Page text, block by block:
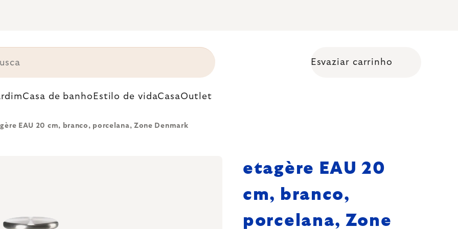
Esvaziar carrinho
Casa de banho Estilo de vidaCasaOutlet
EAU 20 cm, branco, porcelana, Zone Denmark
etagère EAU 20
cm, branco,
porcelana, Zone